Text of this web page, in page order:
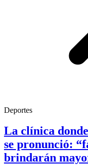
Deportes
La clínica
se pronunció:
brindarán